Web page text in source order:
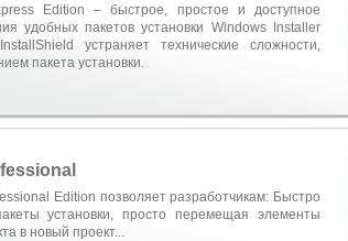
Edition – быстрое, простое и доступное
удобных пакетов установки Windows Installer
устраняет технические сложности,
пакета установки.
Edition позволяет разработчикам: Быстро
установки, просто перемещая элементы
в новый проект...